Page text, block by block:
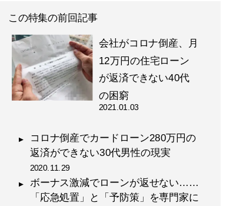
この特集の前回記事
会社がコロナ倒産、月
12万円の住宅ローン
が返済できない40代
の困窮
2021.01.03
コロナ倒産でカードローン280万円の
返済ができない30代男性の現実
2020.11.29
ボーナス激減でローンが返せない……
「応急処置」と「予防策」を専門家に